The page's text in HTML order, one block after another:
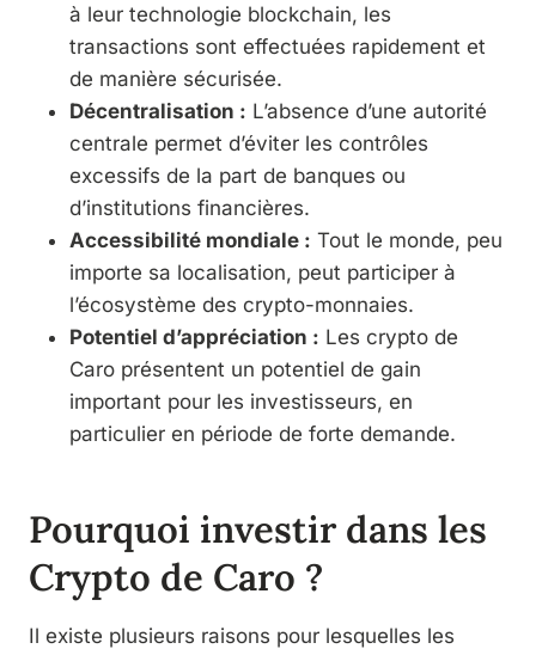
à leur technologie blockchain, les
transactions sont effectuées rapidement et
de manière sécurisée.
Décentralisation : L’absence d’une autorité
centrale permet d’éviter les contrôles
excessifs de la part de banques ou
d’institutions financières.
Accessibilité mondiale : Tout le monde, peu
importe sa localisation, peut participer à
l’écosystème des crypto-monnaies.
Potentiel d’appréciation : Les crypto de
Caro présentent un potentiel de gain
important pour les investisseurs, en
particulier en période de forte demande.
Pourquoi investir dans les
Crypto de Caro ?
Il existe plusieurs raisons pour lesquelles les